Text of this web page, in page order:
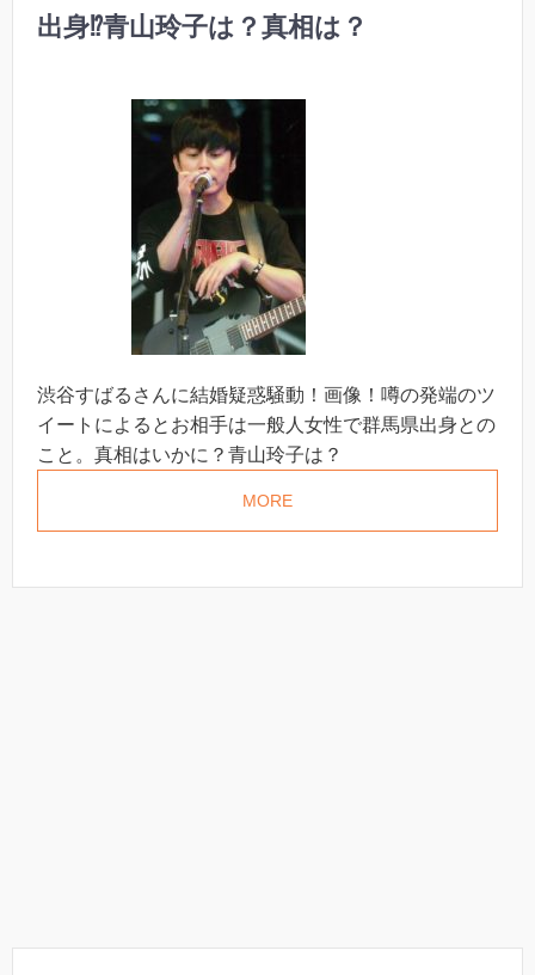
出身⁉︎青山玲子は？真相は？
渋谷すばるさんに結婚疑惑騒動！画像！噂の発端のツ
イートによるとお相手は一般人女性で群馬県出身との
こと。真相はいかに？青山玲子は？
MORE